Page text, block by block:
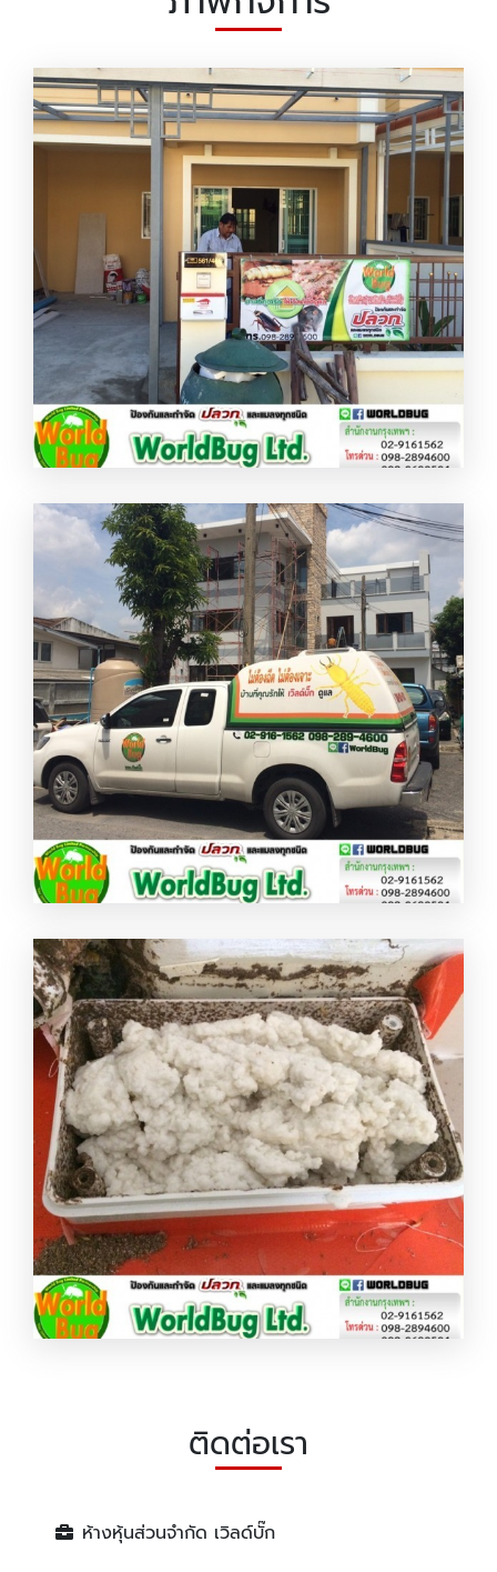
ห้างหุ้นส่วนจำกัด เวิลด์บั๊ก
บริษัทกำจัดปลวกสมุทรปราการ
รับติดตั้งระบบเหยื่อกำจัดปลวก
ติดต่อเรา
ห้างหุ้นส่วนจำกัด เวิลด์บั๊ก